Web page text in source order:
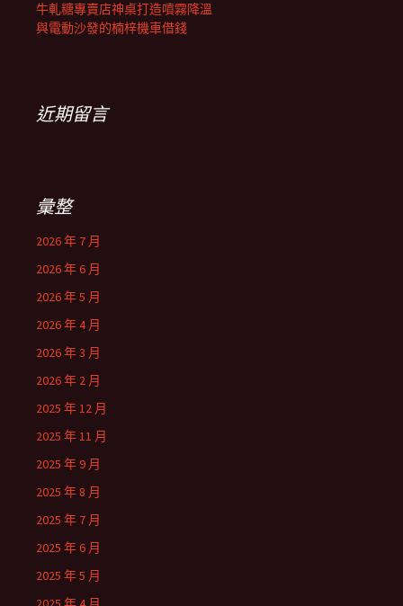
牛軋糖專賣店神桌打造噴霧降溫
與電動沙發的楠梓機車借錢
近期留言
彙整
2026 年 7 月
2026 年 6 月
2026 年 5 月
2026 年 4 月
2026 年 3 月
2026 年 2 月
2025 年 12 月
2025 年 11 月
2025 年 9 月
2025 年 8 月
2025 年 7 月
2025 年 6 月
2025 年 5 月